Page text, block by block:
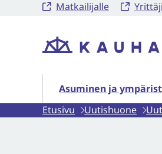
SiirryMatkailijalle
Etusivu
Asuminen ja
Asuminen ja ympäristö
Etusivu
Uutishuone